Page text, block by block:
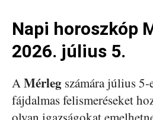
Napi horoszkóp
2026. július 5.
AMérleg számára július 5-
fájdalmas felismeréseket